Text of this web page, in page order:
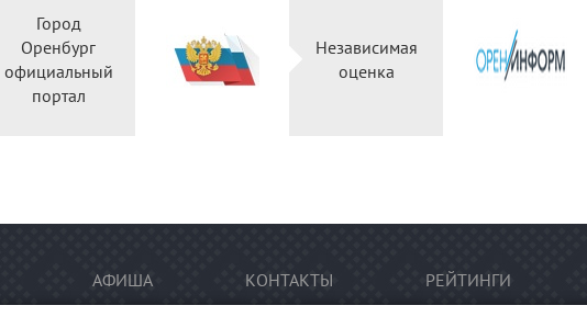
Город
Оренбург
официальный
портал
Независимая
оценка
АФИША КОНТАКТЫ РЕЙТИНГИ